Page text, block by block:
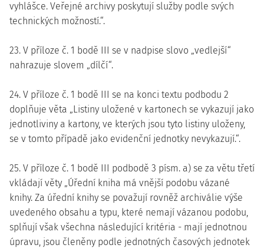
vyhlášce. Veřejné archivy poskytují služby podle svých
technických možností.“.
23. V příloze č. 1 bodě III se v nadpise slovo „vedlejší“
nahrazuje slovem „dílčí“.
24. V příloze č. 1 bodě III se na konci textu podbodu 2
doplňuje věta „Listiny uložené v kartonech se vykazují jako
jednotliviny a kartony, ve kterých jsou tyto listiny uloženy,
se v tomto případě jako evidenční jednotky nevykazují.“.
25. V příloze č. 1 bodě III podbodě 3 písm. a) se za větu třetí
vkládají věty „Úřední kniha má vnější podobu vázané
knihy. Za úřední knihy se považují rovněž archiválie výše
uvedeného obsahu a typu, které nemají vázanou podobu,
splňují však všechna následující kritéria - mají jednotnou
úpravu, jsou členěny podle jednotných časových jednotek